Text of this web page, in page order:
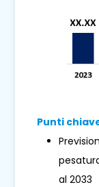
Punti
al 2033